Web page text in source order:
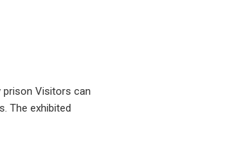
prison Visitors can
The exhibited